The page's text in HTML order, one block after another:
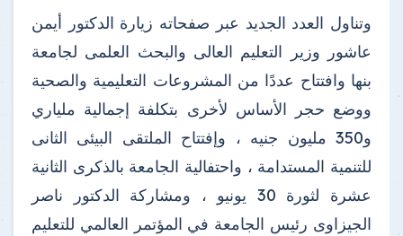
وتناول العدد الجديد عبر صفحاته زيارة الدكتور أيمن
عاشور وزير التعليم العالى والبحث العلمى لجامعة
بنها وافتتاح عددًا من المشروعات التعليمية والصحية
ووضع حجر الأساس لأخرى بتكلفة إجمالية ملياري
و350 مليون جنيه ، وإفتتاح الملتقى البيئى الثانى
للتنمية المستدامة ، واحتفالية الجامعة بالذكرى الثانية
عشرة لثورة 30 يونيو ، ومشاركة الدكتور ناصر
الجيزاوى رئيس الجامعة في المؤتمر العالمي للتعليم